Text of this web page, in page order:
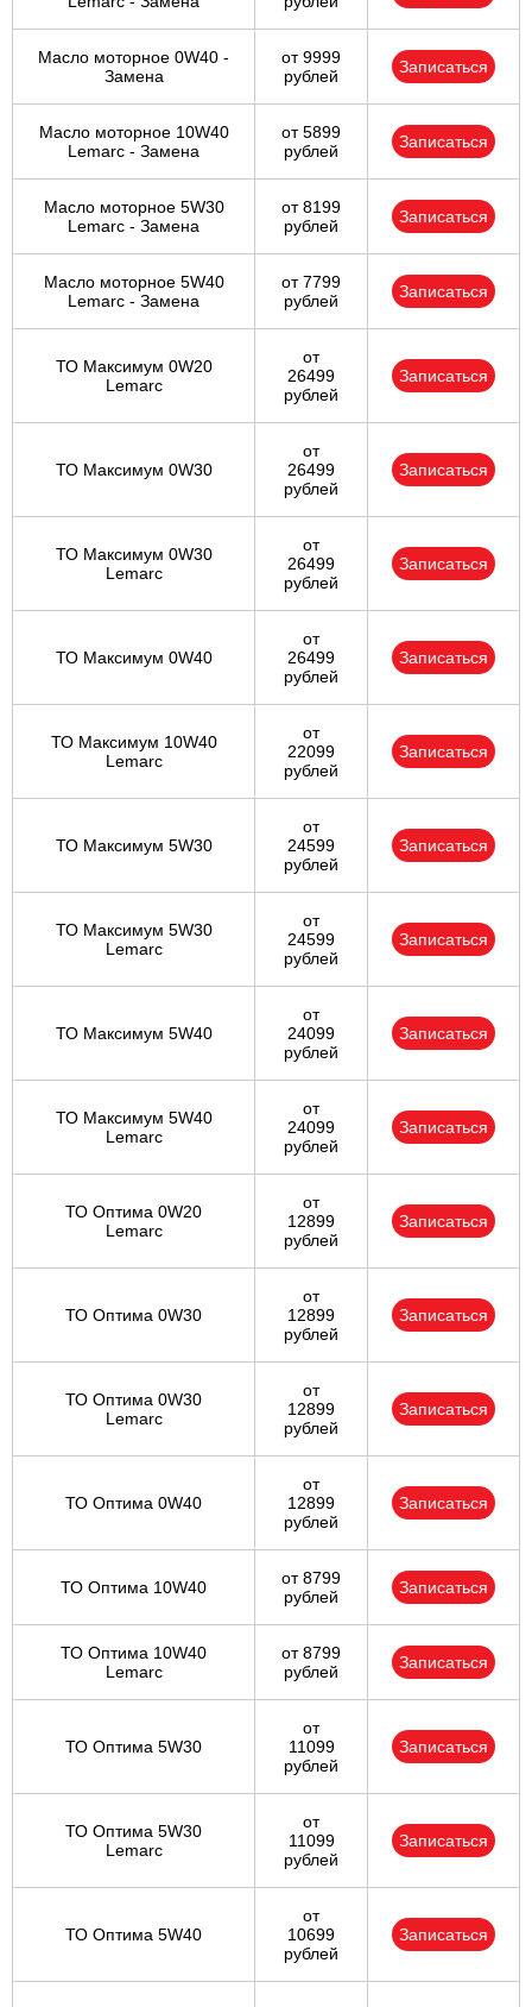
Масло моторное 0W40 -
Замена
от 9999
рублей
Записаться
Масло моторное 10W40
Lemarc - Замена
от 5899
рублей
Записаться
Масло моторное 5W30
Lemarc - Замена
от 8199
рублей
Записаться
Масло моторное 5W40
Lemarc - Замена
от 7799
рублей
Записаться
ТО Максимум 0W20
Lemarc
от
26499
рублей
Записаться
ТО Максимум 0W30
от
26499
рублей
Записаться
ТО Максимум 0W30
Lemarc
от
26499
рублей
Записаться
ТО Максимум 0W40
от
26499
рублей
Записаться
ТО Максимум 10W40
Lemarc
от
22099
рублей
Записаться
ТО Максимум 5W30
от
24599
рублей
Записаться
ТО Максимум 5W30
Lemarc
от
24599
рублей
Записаться
ТО Максимум 5W40
от
24099
рублей
Записаться
ТО Максимум 5W40
Lemarc
от
24099
рублей
Записаться
ТО Оптима 0W20
Lemarc
от
12899
рублей
Записаться
ТО Оптима 0W30
от
12899
рублей
Записаться
ТО Оптима 0W30
Lemarc
от
12899
рублей
Записаться
ТО Оптима 0W40
от
12899
рублей
Записаться
ТО Оптима 10W40
от 8799
рублей
Записаться
ТО Оптима 10W40
Lemarc
от 8799
рублей
Записаться
ТО Оптима 5W30
от
11099
рублей
Записаться
ТО Оптима 5W30
Lemarc
от
11099
рублей
Записаться
ТО Оптима 5W40
от
10699
рублей
Записаться